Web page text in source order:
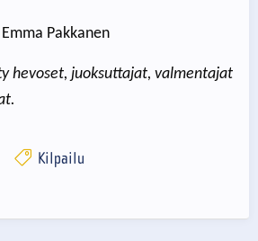
Pakkanen
hevoset, juoksuttajat, valmentajat
Kilpailu